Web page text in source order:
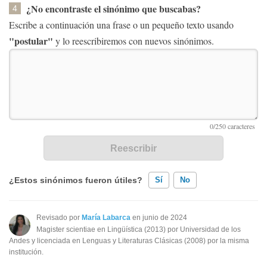
4 ¿No encontraste el sinónimo que buscabas?
Escribe a continuación una frase o un pequeño texto usando
"postular" y lo reescribiremos con nuevos sinónimos.
¿Estos sinónimos fueron útiles? Sí No
Existen sinónimos incorrectos
Ninguno de los sinónimos presentados me ayudó
Revisado por María Labarca en junio de 2024
Magister scientiae en Lingüística (2013) por Universidad de los
Andes y licenciada en Lenguas y Literaturas Clásicas (2008) por la misma
institución.